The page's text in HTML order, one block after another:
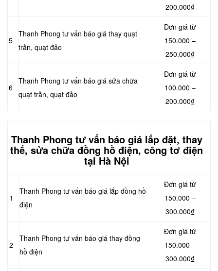
200.000₫
5
Thanh Phong tư vấn báo giá thay quạt
trần, quạt đảo
Đơn giá từ
150.000 –
250.000₫
6
Thanh Phong tư vấn báo giá sửa chữa
quạt trần, quạt đảo
Đơn giá từ
100.000 –
200.000₫
Thanh Phong tư vấn báo giá lắp đặt, thay
thế, sửa chữa đồng hồ điện, công tơ điện
tại Hà Nội
1
Thanh Phong tư vấn báo giá lắp đồng hồ
điện
Đơn giá từ
150.000 –
300.000₫
2
Thanh Phong tư vấn báo giá thay đồng
hồ điện
Đơn giá từ
150.000 –
300.000₫